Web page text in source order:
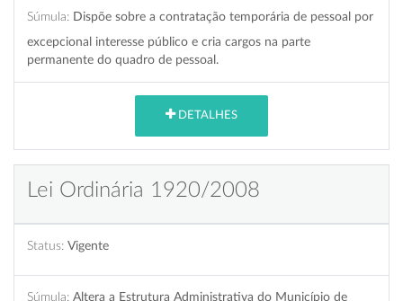
Súmula: Dispõe sobre a contratação temporária de pessoal por
excepcional interesse público e cria cargos na parte
permanente do quadro de pessoal.
DETALHES
Lei Ordinária 1920/2008
Status: Vigente
Súmula: Altera a Estrutura Administrativa do Município de